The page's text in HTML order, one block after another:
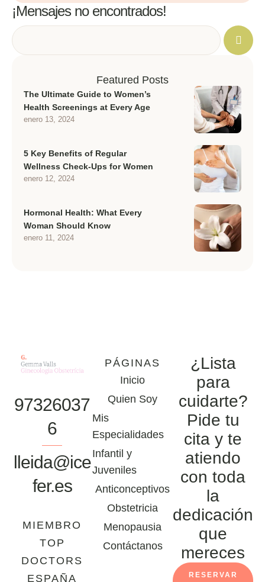
¡Mensajes no encontrados!
Featured Posts
The Ultimate Guide to Women’s
Health Screenings at Every Age
enero 13, 2024
5 Key Benefits of Regular
Wellness Check-Ups for Women
enero 12, 2024
Hormonal Health: What Every
Woman Should Know
enero 11, 2024
97326037
6
lleida@ice
fer.es
MIEMBRO
TOP
DOCTORS
ESPAÑA
PÁGINAS
Inicio
Quien Soy
Mis
Especialidades
Infantil y
Juveniles
Anticonceptivos
Obstetricia
Menopausia
Contáctanos
¿Lista
para
cuidarte?
Pide tu
cita y te
atiendo
con toda
la
dedicación
que
mereces
RESERVAR